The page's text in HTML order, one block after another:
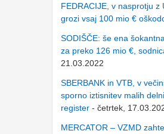
FEDRACIJE, v nasprotju
grozi vsaj 100 mio €
SODIŠČE: še ena
za preko 126 mio €,
21.03.2022
SBERBANK in VTB, v
sporno iztisnitev malih
register - četrtek,
MERCATOR – VZMD